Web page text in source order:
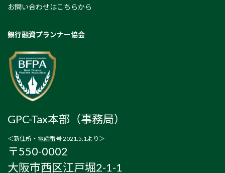
お問い合わせはこちらから
銀行融資プランナー協会
GPC-Tax本部（事務局）
＜新住所・電話番号 2021.5.1より＞
〒550-0002
大阪市西区江戸堀2-1-1